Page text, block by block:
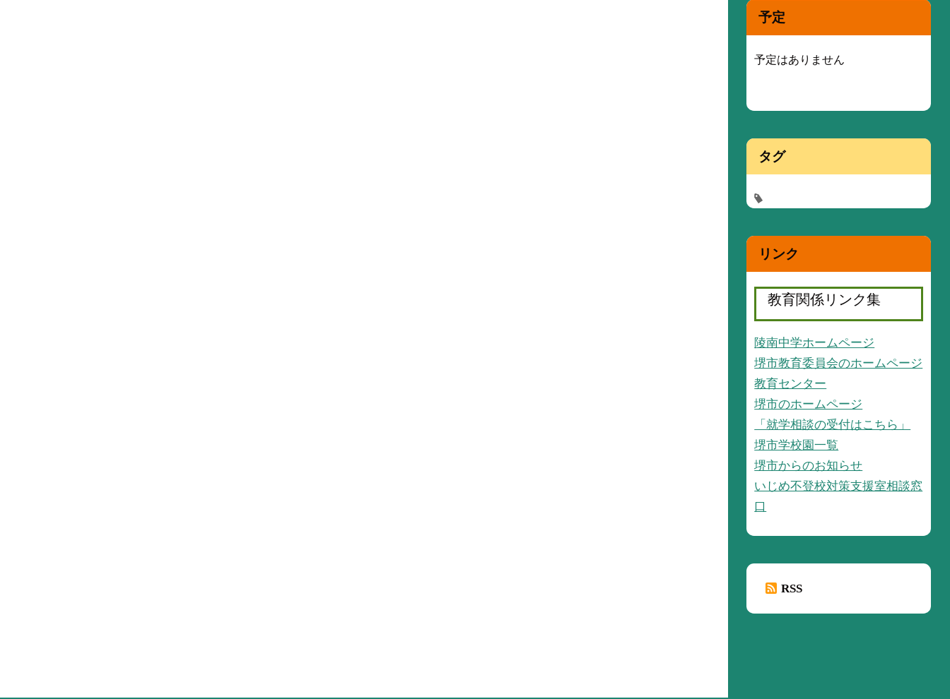
予定
予定はありません
タグ
リンク
教育関係リンク集
陵南中学ホームページ
堺市教育委員会のホームページ
教育センター
堺市のホームページ
「就学相談の受付はこちら」
堺市学校園一覧
堺市からのお知らせ
いじめ不登校対策支援室相談窓
口
RSS